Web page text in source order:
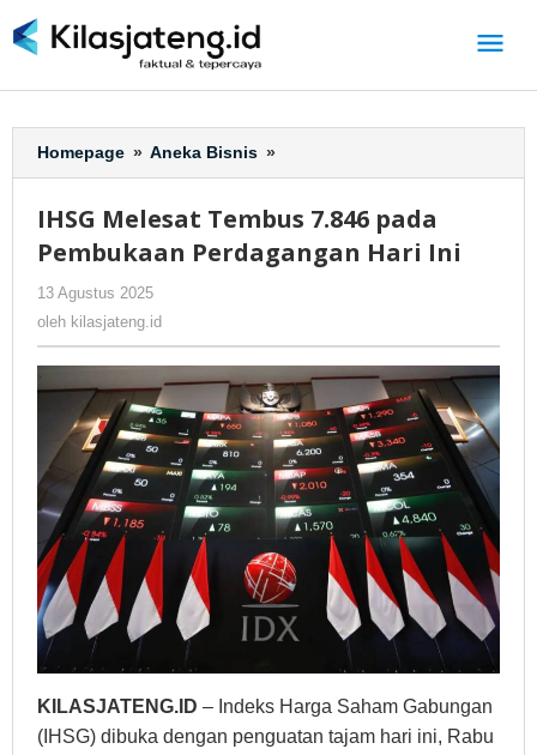
ke
Homepage » Aneka Bisnis »
Melesat
7.846
pada
Ini
IHSG Melesat Tembus 7.846 pada
Pembukaan Perdagangan Hari Ini
13 Agustus 2025
oleh kilasjateng.id
KILASJATENG.ID – Indeks Harga Saham Gabungan
(IHSG) dibuka dengan penguatan tajam hari ini, Rabu